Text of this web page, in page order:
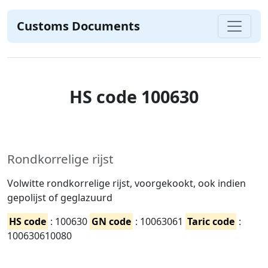
Customs Documents
HS code 100630
Rondkorrelige rijst
Volwitte rondkorrelige rijst, voorgekookt, ook indien
gepolijst of geglazuurd
HS code : 100630 GN code : 10063061 Taric code :
100630610080